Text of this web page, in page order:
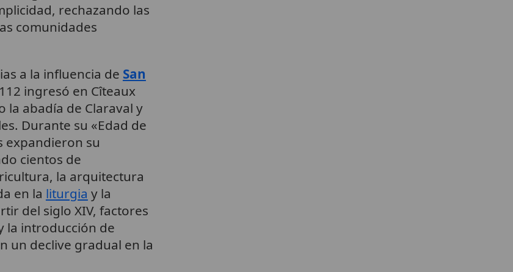
rechazando las
comunidades
a la influencia de San
ingresó en Cîteaux
abadía de Claraval y
Durante su «Edad de
expandieron su
cientos de
la arquitectura
en la liturgia y la
del siglo XIV, factores
la introducción de
un declive gradual en la